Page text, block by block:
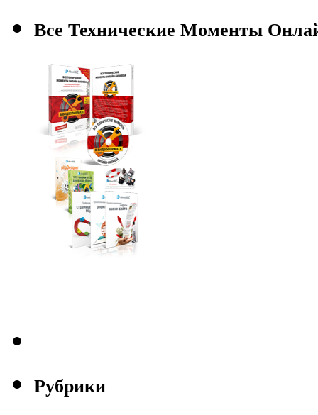
Все Технические Моменты
Рубрики